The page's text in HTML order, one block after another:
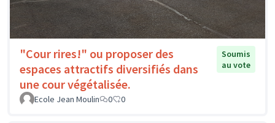
"Cour rires!" ou proposer des
espaces attractifs diversifiés dans
une cour végétalisée.
Soumis
au vote
Ecole Jean Moulin 0 0